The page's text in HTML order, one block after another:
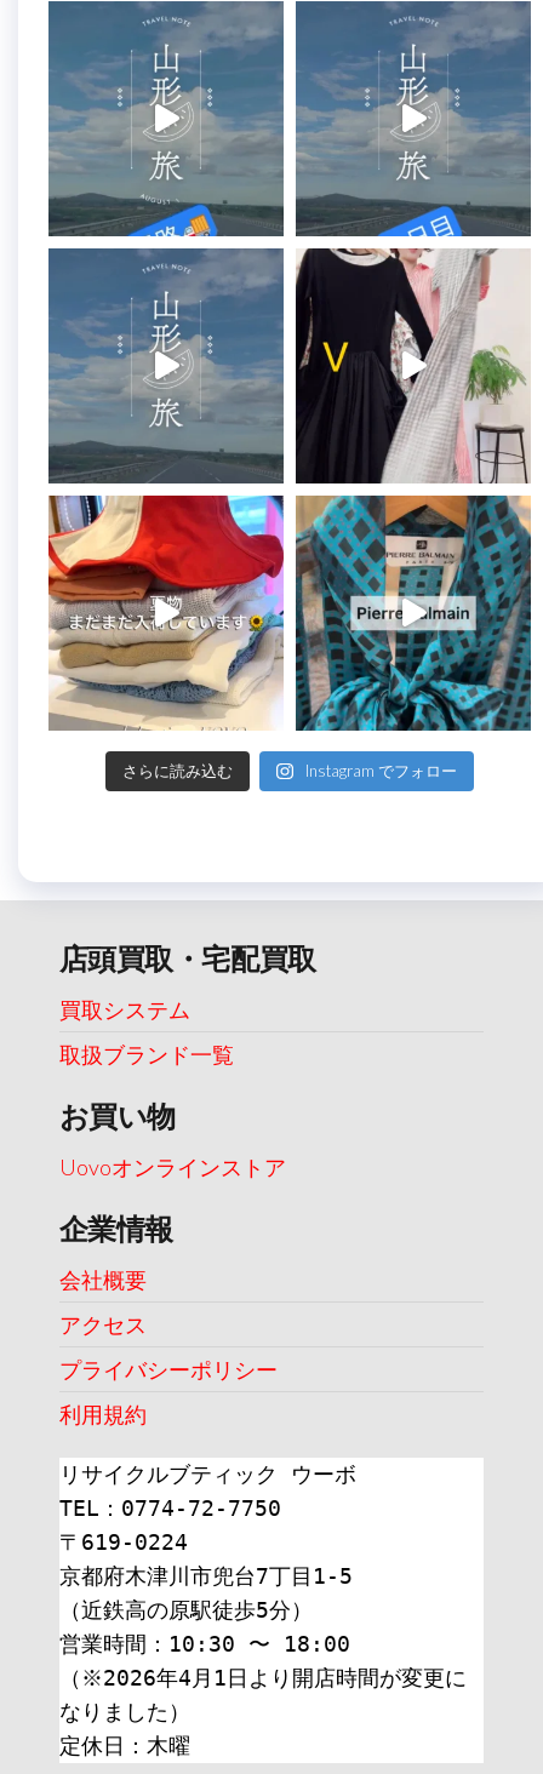
さらに読み込む Instagram でフォロー
店頭買取・宅配買取
買取システム
取扱ブランド一覧
お買い物
Uovoオンラインストア
企業情報
会社概要
アクセス
プライバシーポリシー
利用規約
リサイクルブティック ウーボ
TEL：0774-72-7750
〒619-0224
京都府木津川市兜台7丁目1-5
（近鉄高の原駅徒歩5分）
営業時間：10:30 〜 18:00
（※2026年4月1日より開店時間が変更に
なりました）
定休日：木曜